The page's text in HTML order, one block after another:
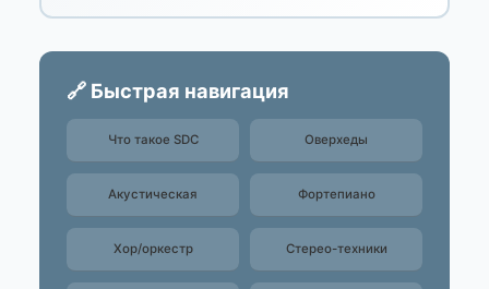
🔗 Быстрая навигация
Что такое SDC Оверхеды
Акустическая Фортепиано
Хор/оркестр Стерео-техники